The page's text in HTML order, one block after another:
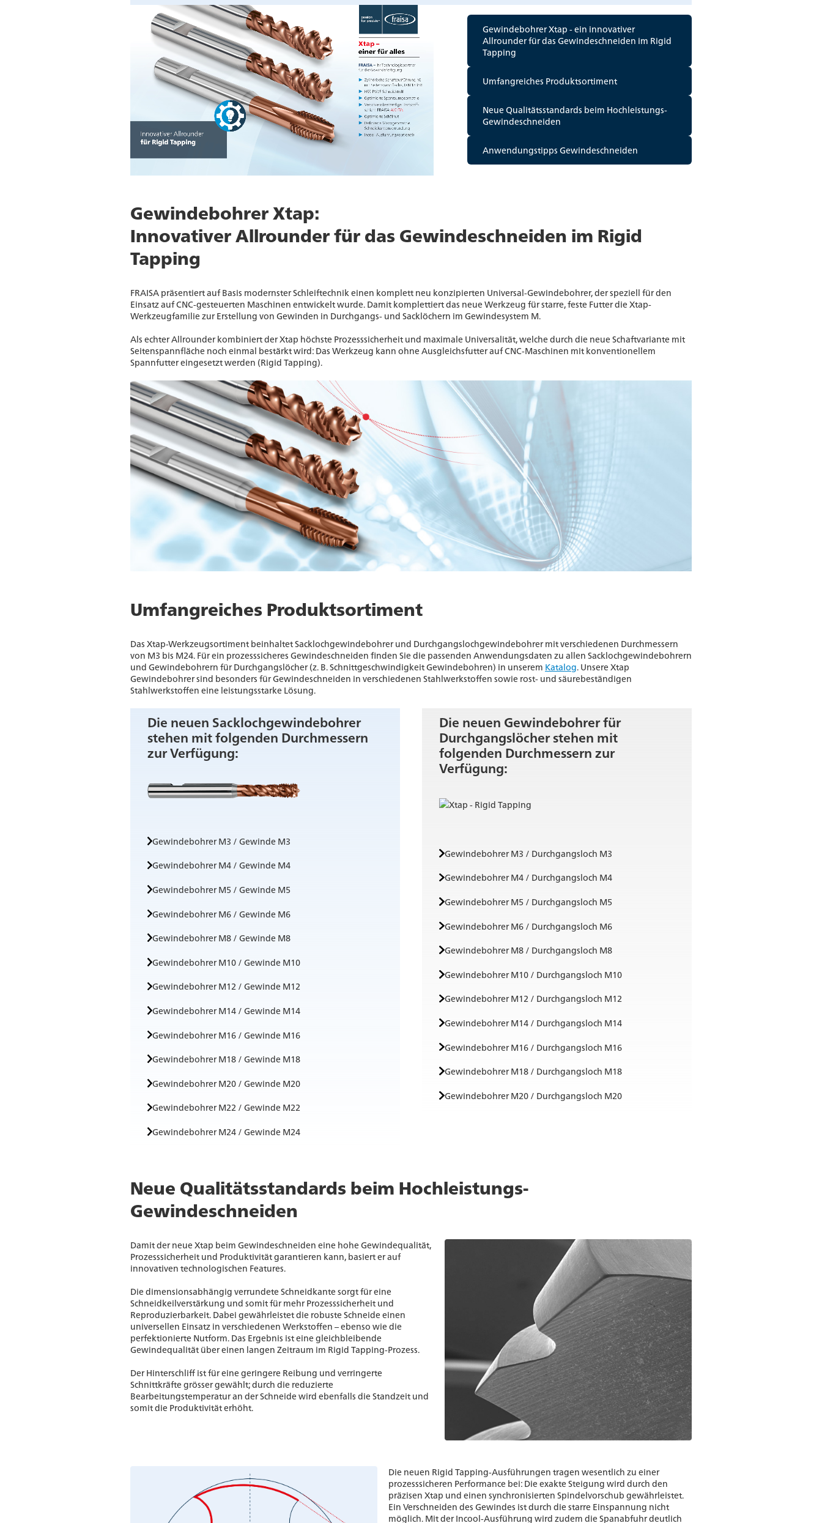
Gewindebohrer Xtap - ein innovativer
Allrounder für das Gewindeschneiden im Rigid
Tapping
Umfangreiches Produktsortiment
Neue Qualitätsstandards beim Hochleistungs-
Gewindeschneiden
Anwendungstipps Gewindeschneiden
Gewindebohrer Xtap:
Innovativer Allrounder für das Gewindeschneiden im Rigid
Tapping
FRAISA präsentiert auf Basis modernster Schleiftechnik einen komplett neu konzipierten Universal-Gewindebohrer, der speziell für den
Einsatz auf CNC-gesteuerten Maschinen entwickelt wurde. Damit komplettiert das neue Werkzeug für starre, feste Futter die Xtap-
Werkzeugfamilie zur Erstellung von Gewinden in Durchgangs- und Sacklöchern im Gewindesystem M.
Als echter Allrounder kombiniert der Xtap höchste Prozesssicherheit und maximale Universalität, welche durch die neue Schaftvariante mit
Seitenspannfläche noch einmal bestärkt wird: Das Werkzeug kann ohne Ausgleichsfutter auf CNC-Maschinen mit konventionellem
Spannfutter eingesetzt werden (Rigid Tapping).
Umfangreiches Produktsortiment
Das Xtap-Werkzeugsortiment beinhaltet Sacklochgewindebohrer und Durchgangslochgewindebohrer mit verschiedenen Durchmessern
von M3 bis M24. Für ein prozesssicheres Gewindeschneiden finden Sie die passenden Anwendungsdaten zu allen Sacklochgewindebohrern
und Gewindebohrern für Durchgangslöcher (z. B. Schnittgeschwindigkeit Gewindebohren) in unserem Katalog. Unsere Xtap
Gewindebohrer sind besonders für Gewindeschneiden in verschiedenen Stahlwerkstoffen sowie rost- und säurebeständigen
Stahlwerkstoffen eine leistungsstarke Lösung.
Die neuen Sacklochgewindebohrer
stehen mit folgenden Durchmessern
zur Verfügung:
Gewindebohrer M3 / Gewinde M3
Gewindebohrer M4 / Gewinde M4
Gewindebohrer M5 / Gewinde M5
Gewindebohrer M6 / Gewinde M6
Gewindebohrer M8 / Gewinde M8
Gewindebohrer M10 / Gewinde M10
Gewindebohrer M12 / Gewinde M12
Gewindebohrer M14 / Gewinde M14
Gewindebohrer M16 / Gewinde M16
Gewindebohrer M18 / Gewinde M18
Gewindebohrer M20 / Gewinde M20
Gewindebohrer M22 / Gewinde M22
Gewindebohrer M24 / Gewinde M24
Die neuen Gewindebohrer für
Durchgangslöcher stehen mit
folgenden Durchmessern zur
Verfügung:
Gewindebohrer M3 / Durchgangsloch M3
Gewindebohrer M4 / Durchgangsloch M4
Gewindebohrer M5 / Durchgangsloch M5
Gewindebohrer M6 / Durchgangsloch M6
Gewindebohrer M8 / Durchgangsloch M8
Gewindebohrer M10 / Durchgangsloch M10
Gewindebohrer M12 / Durchgangsloch M12
Gewindebohrer M14 / Durchgangsloch M14
Gewindebohrer M16 / Durchgangsloch M16
Gewindebohrer M18 / Durchgangsloch M18
Gewindebohrer M20 / Durchgangsloch M20
Neue Qualitätsstandards beim Hochleistungs-
Gewindeschneiden
Damit der neue Xtap beim Gewindeschneiden eine hohe Gewindequalität,
Prozesssicherheit und Produktivität garantieren kann, basiert er auf
innovativen technologischen Features.
Die dimensionsabhängig verrundete Schneidkante sorgt für eine
Schneidkeilverstärkung und somit für mehr Prozesssicherheit und
Reproduzierbarkeit. Dabei gewährleistet die robuste Schneide einen
universellen Einsatz in verschiedenen Werkstoffen – ebenso wie die
perfektionierte Nutform. Das Ergebnis ist eine gleichbleibende
Gewindequalität über einen langen Zeitraum im Rigid Tapping-Prozess.
Der Hinterschliff ist für eine geringere Reibung und verringerte
Schnittkräfte grösser gewählt; durch die reduzierte
Bearbeitungstemperatur an der Schneide wird ebenfalls die Standzeit und
somit die Produktivität erhöht.
Die neuen Rigid Tapping-Ausführungen tragen wesentlich zu einer
prozesssicheren Performance bei: Die exakte Steigung wird durch den
präzisen Xtap und einen synchronisierten Spindelvorschub gewährleistet.
Ein Verschneiden des Gewindes ist durch die starre Einspannung nicht
möglich. Mit der Incool-Ausführung wird zudem die Spanabfuhr deutlich